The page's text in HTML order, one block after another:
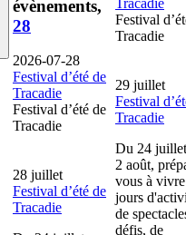
évènements,
28
2026-07-28
Festival d’été de
Tracadie
Festival d’été de
Tracadie
28 juillet
Festival d’été de
Tracadie
Tracadie
Festival
Tracadie
29 juillet
Festival
Tracadie
Du 24
2 août,
vous à
jours
de
défis, de